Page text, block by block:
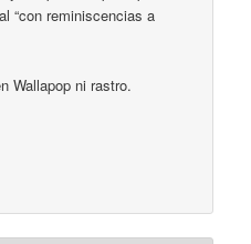
“con reminiscencias a
Wallapop ni rastro.